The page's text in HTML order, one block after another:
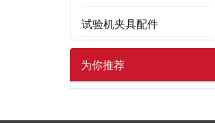
试验机夹具配件
为你推荐